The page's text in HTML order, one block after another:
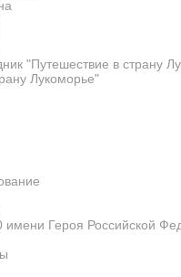
"Путешествие в страну
Лукоморье"
Героя Российской